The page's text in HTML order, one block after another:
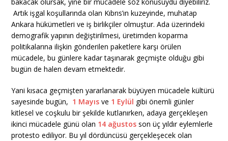
Artık işgal koşullarında olan Kıbrıs’ın kuzeyinde, muhatap
Ankara hükümetleri ve iş birlikçiler olmuştur. Ada üzerindeki
demografik yapının değiştirilmesi, üretimden koparma
politikalarına ilişkin gönderilen paketlere karşı örülen
mücadele, bu günlere kadar taşınarak geçmişte olduğu gibi
bugün de halen devam etmektedir.
Yani kısaca geçmişten yararlanarak büyüyen mücadele kültürü
sayesinde bugün, 1 Mayıs ve 1 Eylül gibi önemli günler
kitlesel ve coşkulu bir şekilde kutlanırken, adaya gerçekleşen
ikinci mücadele günü olan 14 ağustos son üç yıldır eylemlerle
protesto ediliyor. Bu yıl dördüncüsü gerçekleşecek olan